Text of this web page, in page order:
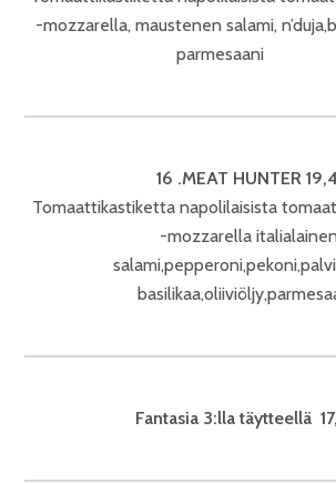
-mozzarella, maustenen salami,
parmesaani
16 .MEAT HUNTER
Tomaattikastiketta napolilaisista
-mozzarella
Fantasia 3:lla täytteellä